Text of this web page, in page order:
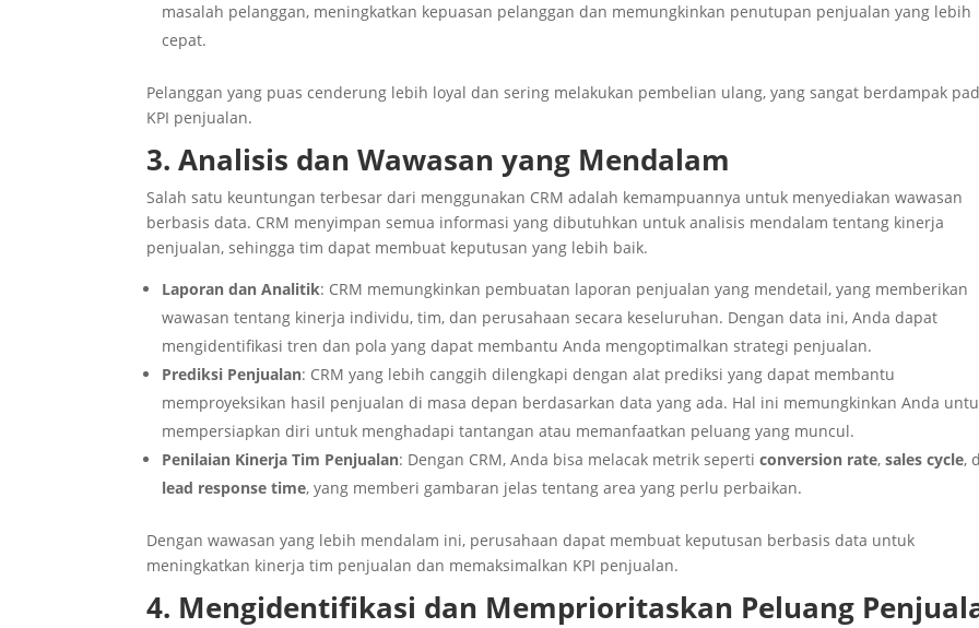
masalah pelanggan, meningkatkan kepuasan pelanggan dan memungkinkan penutupan penjualan yang lebih
cepat.
Pelanggan yang puas cenderung lebih loyal dan sering melakukan pembelian ulang, yang sangat berdampak
KPI penjualan.
3. Analisis dan Wawasan yang Mendalam
Salah satu keuntungan terbesar dari menggunakan CRM adalah kemampuannya untuk menyediakan wawasan
berbasis data. CRM menyimpan semua informasi yang dibutuhkan untuk analisis mendalam tentang kinerja
penjualan, sehingga tim dapat membuat keputusan yang lebih baik.
Laporan dan Analitik: CRM memungkinkan pembuatan laporan penjualan yang mendetail, yang memberikan
wawasan tentang kinerja individu, tim, dan perusahaan secara keseluruhan. Dengan data ini, Anda dapat
mengidentifikasi tren dan pola yang dapat membantu Anda mengoptimalkan strategi penjualan.
Prediksi Penjualan: CRM yang lebih canggih dilengkapi dengan alat prediksi yang dapat membantu
memproyeksikan hasil penjualan di masa depan berdasarkan data yang ada. Hal ini memungkinkan Anda
mempersiapkan diri untuk menghadapi tantangan atau memanfaatkan peluang yang muncul.
Penilaian Kinerja Tim Penjualan: Dengan CRM, Anda bisa melacak metrik seperticonversion rate,sales cycle,
lead response time, yang memberi gambaran jelas tentang area yang perlu perbaikan.
Dengan wawasan yang lebih mendalam ini, perusahaan dapat membuat keputusan berbasis data untuk
meningkatkan kinerja tim penjualan dan memaksimalkan KPI penjualan.
4. Mengidentifikasi dan Memprioritaskan Peluang